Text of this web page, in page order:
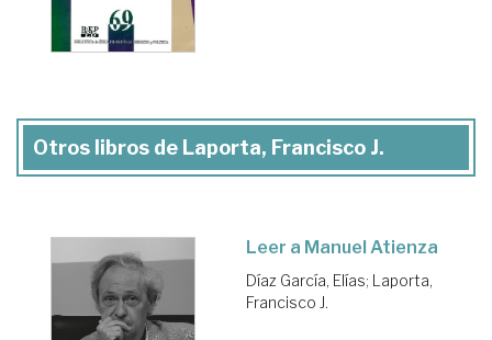
Otros libros de Laporta, Francisco J.
Leer a Manuel Atienza
Díaz García, Elías; Laporta,
Francisco J.